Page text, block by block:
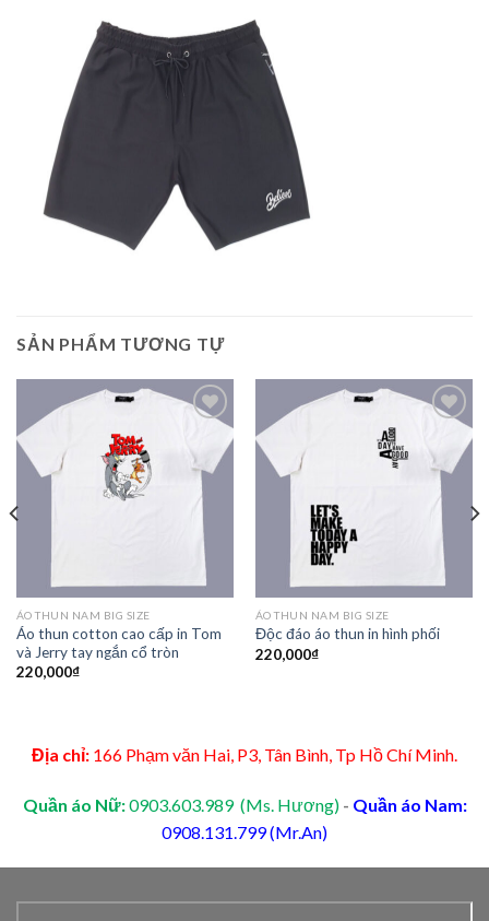
SẢN PHẨM TƯƠNG TỰ
Add to
ÁO THUN NAM BIG SIZE
Áo thun cotton cao cấp in Tom
và Jerry tay ngắn cổ tròn
220,000₫
Add to
ÁO THUN NAM BIG SIZE
Độc đáo áo thun in hình phối
220,000₫
Địa chỉ: 166 Phạm văn Hai, P3, Tân Bình, Tp Hồ Chí Minh.
Quần áo Nữ:0903.603.989 (Ms. Hương) - Quần áo Nam:
0908.131.799 (Mr.An)